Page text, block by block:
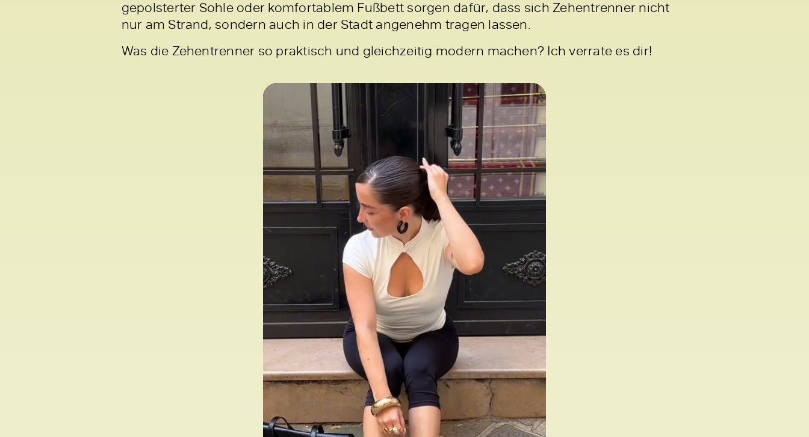
gepolsterter Sohle oder komfortablem Fußbett sorgen dafür, dass sich Zehentrenner nicht
nur am Strand, sondern auch in der Stadt angenehm tragen lassen.
Was die Zehentrenner so praktisch und gleichzeitig modern machen? Ich verrate es dir!